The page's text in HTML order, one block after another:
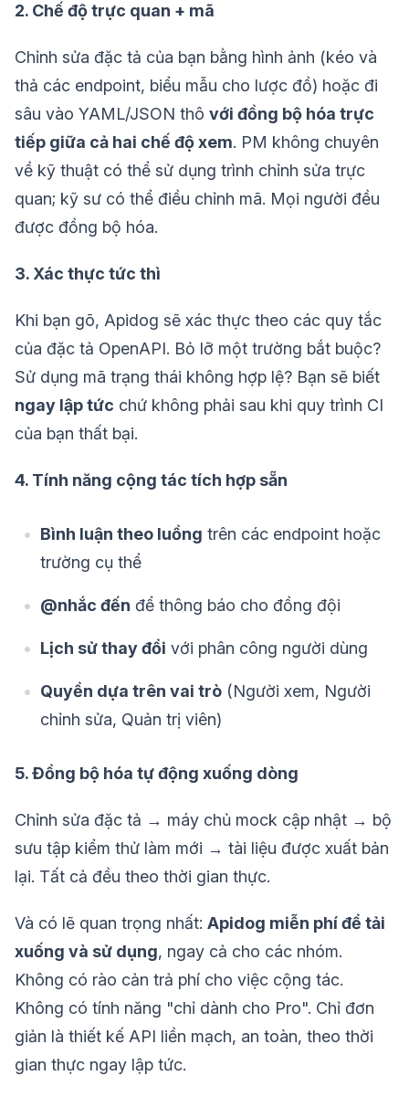
2. Chế độ trực quan + mã
Chỉnh sửa đặc tả của bạn bằng hình ảnh (kéo và
thả các endpoint, biểu mẫu cho lược đồ) hoặc đi
sâu vào YAML/JSON thô với đồng bộ hóa trực
tiếp giữa cả hai chế độ xem. PM không chuyên
về kỹ thuật có thể sử dụng trình chỉnh sửa trực
quan; kỹ sư có thể điều chỉnh mã. Mọi người đều
được đồng bộ hóa.
3. Xác thực tức thì
Khi bạn gõ, Apidog sẽ xác thực theo các quy tắc
của đặc tả OpenAPI. Bỏ lỡ một trường bắt buộc?
Sử dụng mã trạng thái không hợp lệ? Bạn sẽ biết
ngay lập tức chứ không phải sau khi quy trình CI
của bạn thất bại.
4. Tính năng cộng tác tích hợp sẵn
Bình luận theo luồng trên các endpoint hoặc
trường cụ thể
@nhắc đến để thông báo cho đồng đội
Lịch sử thay đổi với phân công người dùng
Quyền dựa trên vai trò (Người xem, Người
chỉnh sửa, Quản trị viên)
5. Đồng bộ hóa tự động xuống dòng
Chỉnh sửa đặc tả → máy chủ mock cập nhật → bộ
sưu tập kiểm thử làm mới → tài liệu được xuất bản
lại. Tất cả đều theo thời gian thực.
Và có lẽ quan trọng nhất: Apidog miễn phí để tải
xuống và sử dụng, ngay cả cho các nhóm.
Không có rào cản trả phí cho việc cộng tác.
Không có tính năng "chỉ dành cho Pro". Chỉ đơn
giản là thiết kế API liền mạch, an toàn, theo thời
gian thực ngay lập tức.